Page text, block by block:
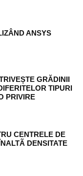
ANSYS
GRĂDINII
TIPURI
PRIVIRE
CENTRELE DE
DENSITATE